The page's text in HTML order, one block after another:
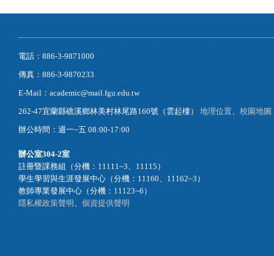
電話：886-3-9871000
傳真：886-3-9870233
E-Mail：academic@mail.fgu.edu.tw
262-47宜蘭縣礁溪鄉林美村林尾路160號（雲起樓） 地理位置、 校園地圖
辦公時間：週一~五 08:00-17:00
辦公室304-2室
註冊暨課務組（分機：11111~3、11115）
學生學習與生涯發展中心（分機：11160、11162~3）
教師專業發展中心（分機：11123~6）
隱私權政策聲明 、 個資提供聲明